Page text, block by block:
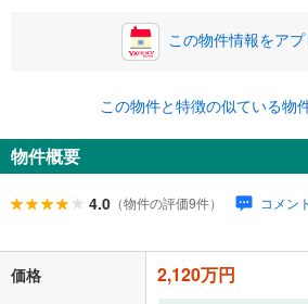
0円
ナス時の増額分（1回分）を入力して
ボーナス払いの限度額は金融機関によ
閉じる
月々の返済額
ローン返済額 55,032円（頭金比率 0%）
「金利」については、ご利用を予定されてい
この物件情報をア
この物件と特徴の似ている物
物件概要
4.0 （物件の評価9件） コメン
価格 2,120万円